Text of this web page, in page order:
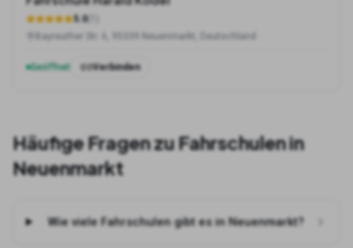
5.0
Bayreuther Str. 6, 95339 Neuenmarkt, Deutschland
Geöffnet Verbinden
Häufige Fragen zu Fahrschulen in
Neuenmarkt
Wie viele Fahrschulen gibt es in Neuenmarkt?